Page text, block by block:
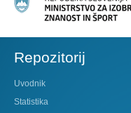
Repozitorij
Uvodnik
Statistika